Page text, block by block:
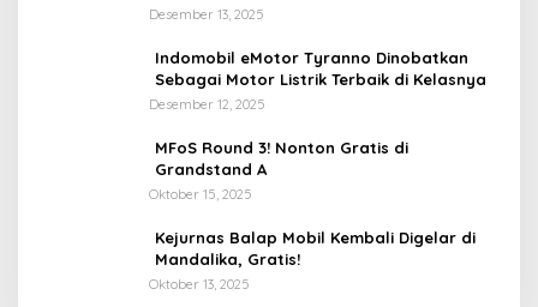
Desember 13, 2025
Indomobil eMotor Tyranno Dinobatkan
Sebagai Motor Listrik Terbaik di Kelasnya
Desember 12, 2025
MFoS Round 3! Nonton Gratis di
Grandstand A
Oktober 15, 2025
Kejurnas Balap Mobil Kembali Digelar di
Mandalika, Gratis!
Oktober 13, 2025